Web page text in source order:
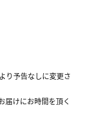
り予告なしに変更さ
届けにお時間を頂く